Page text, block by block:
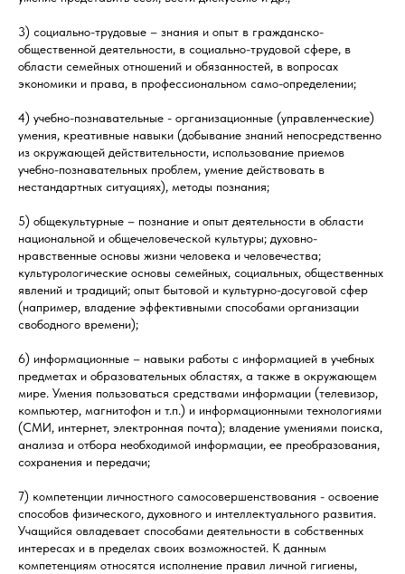
3) социально-трудовые – знания и опыт в гражданско-
общественной деятельности, в социально-трудовой сфере, в
области семейных отношений и обязанностей, в вопросах
экономики и права, в профессиональном само-определении;
4) учебно-познавательные - организационные (управленческие)
умения, креативные навыки (добывание знаний непосредственно
из окружающей действительности, использование приемов
учебно-познавательных проблем, умение действовать в
нестандартных ситуациях), методы познания;
5) общекультурные – познание и опыт деятельности в области
национальной и общечеловеческой культуры; духовно-
нравственные основы жизни человека и человечества;
культурологические основы семейных, социальных, общественных
явлений и традиций; опыт бытовой и культурно-досуговой сфер
(например, владение эффективными способами организации
свободного времени);
6) информационные – навыки работы с информацией в учебных
предметах и образовательных областях, а также в окружающем
мире. Умения пользоваться средствами информации (телевизор,
компьютер, магнитофон и т.п.) и информационными технологиями
(СМИ, интернет, электронная почта); владение умениями поиска,
анализа и отбора необходимой информации, ее преобразования,
сохранения и передачи;
7) компетенции личностного самосовершенствования - освоение
способов физического, духовного и интеллектуального развития.
Учащийся овладевает способами деятельности в собственных
интересах и в пределах своих возможностей. К данным
компетенциям относятся исполнение правил личной гигиены,